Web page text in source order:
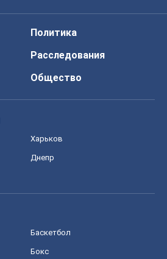
Политика
Расследования
Общество
Харьков
Днепр
Баскетбол
Бокс